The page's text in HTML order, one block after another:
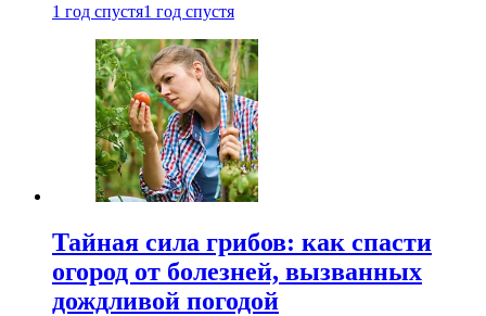
1 год спустя1 год спустя
Тайная сила грибов: как спасти
огород от болезней, вызванных
дождливой погодой